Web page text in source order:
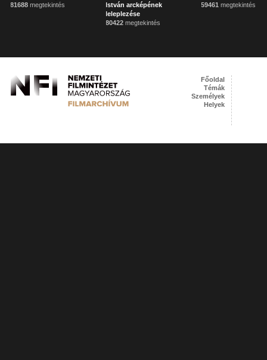
81688 megtekintés
István arcképének
leleplezése
80422 megtekintés
59461 megtekintés
Főoldal
Témák
Személyek
Helyek